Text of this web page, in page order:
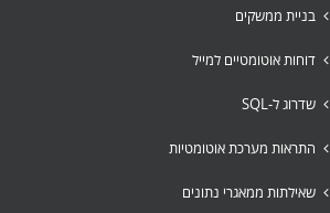
בניית ממשקים
דוחות אוטומטיים למייל
שדרוג ל-SQL
התראות מערכת אוטומטיות
שאילתות ממאגרי נתונים